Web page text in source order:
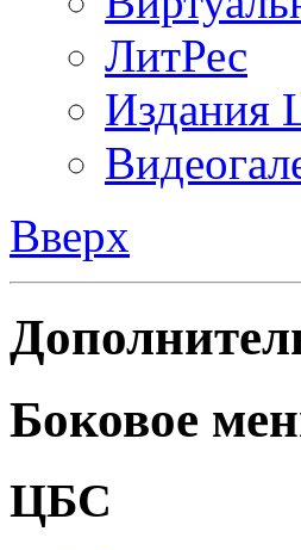
ЛитРес
Издания
Вверх
Боковое
ЦБС